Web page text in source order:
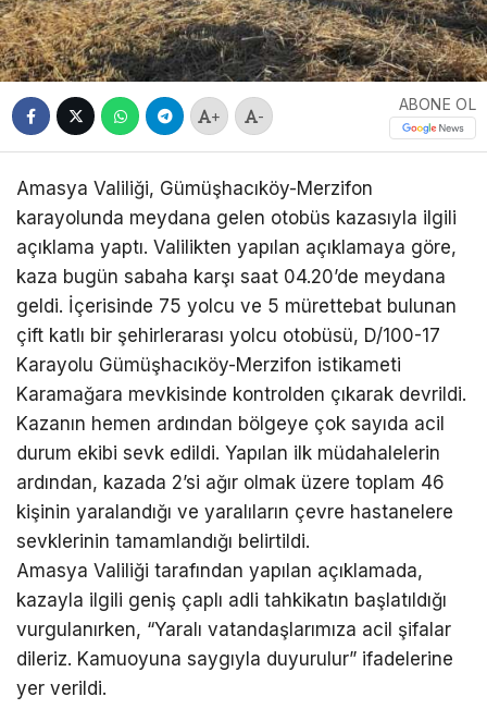
+ -
ABONE OL
Amasya Valiliği, Gümüşhacıköy-Merzifon
karayolunda meydana gelen otobüs kazasıyla ilgili
açıklama yaptı. Valilikten yapılan açıklamaya göre,
kaza bugün sabaha karşı saat 04.20’de meydana
geldi. İçerisinde 75 yolcu ve 5 mürettebat bulunan
çift katlı bir şehirlerarası yolcu otobüsü, D/100-17
Karayolu Gümüşhacıköy-Merzifon istikameti
Karamağara mevkisinde kontrolden çıkarak devrildi.
Kazanın hemen ardından bölgeye çok sayıda acil
durum ekibi sevk edildi. Yapılan ilk müdahalelerin
ardından, kazada 2’si ağır olmak üzere toplam 46
kişinin yaralandığı ve yaralıların çevre hastanelere
sevklerinin tamamlandığı belirtildi.
Amasya Valiliği tarafından yapılan açıklamada,
kazayla ilgili geniş çaplı adli tahkikatın başlatıldığı
vurgulanırken, “Yaralı vatandaşlarımıza acil şifalar
dileriz. Kamuoyuna saygıyla duyurulur” ifadelerine
yer verildi.